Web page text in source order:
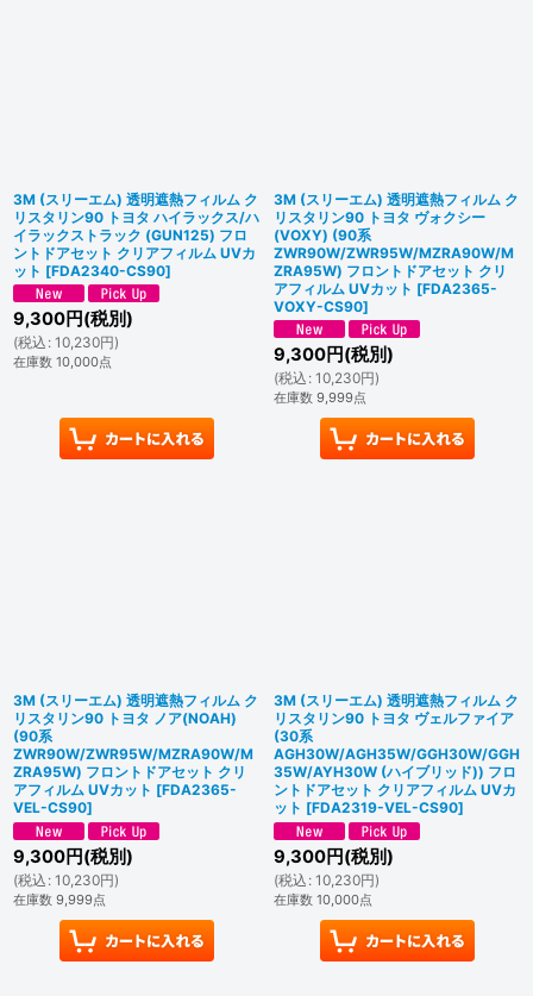
3M (スリーエム) 透明遮熱フィルム ク
リスタリン90 トヨタ ハイラックス/ハ
イラックストラック (GUN125) フロ
ントドアセット クリアフィルム UVカ
ット [FDA2340-CS90]
9,300円(税別)
(税込 : 10,230円)
在庫数 10,000点
3M (スリーエム) 透明遮熱フィルム ク
リスタリン90 トヨタ ヴォクシー
(VOXY) (90系
ZWR90W/ZWR95W/MZRA90W/M
ZRA95W) フロントドアセット クリ
アフィルム UVカット [FDA2365-
VOXY-CS90]
9,300円(税別)
(税込 : 10,230円)
在庫数 9,999点
3M (スリーエム) 透明遮熱フィルム ク
リスタリン90 トヨタ ノア(NOAH)
(90系
ZWR90W/ZWR95W/MZRA90W/M
ZRA95W) フロントドアセット クリ
アフィルム UVカット [FDA2365-
VEL-CS90]
9,300円(税別)
(税込 : 10,230円)
在庫数 9,999点
3M (スリーエム) 透明遮熱フィルム ク
リスタリン90 トヨタ ヴェルファイア
(30系
AGH30W/AGH35W/GGH30W/GGH
35W/AYH30W (ハイブリッド)) フロ
ントドアセット クリアフィルム UVカ
ット [FDA2319-VEL-CS90]
9,300円(税別)
(税込 : 10,230円)
在庫数 10,000点